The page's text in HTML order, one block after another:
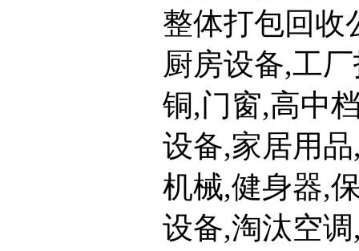
整体打包回收
厨房设备,工
铜,门窗,高中
设备,家居用
机械,健身器,
设备,淘汰空